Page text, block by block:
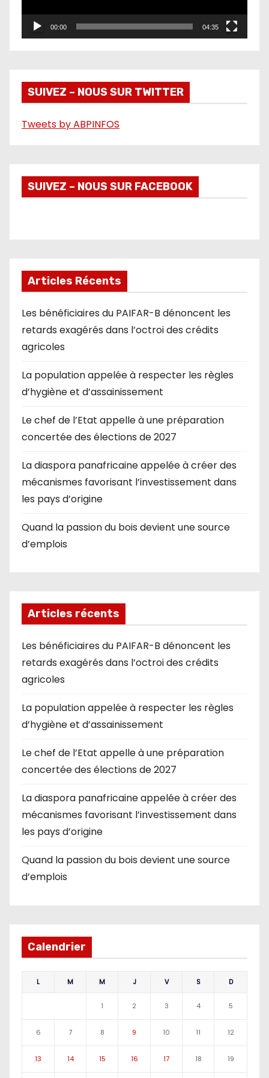
v
o
00:00 04:35
SUIVEZ – NOUS SUR TWITTER
Tweets by ABPINFOS
SUIVEZ – NOUS SUR FACEBOOK
Articles Récents
Les bénéficiaires du PAIFAR-B dénoncent les
retards exagérés dans l’octroi des crédits
agricoles
La population appelée à respecter les règles
d’hygiène et d’assainissement
Le chef de l’Etat appelle à une préparation
concertée des élections de 2027
La diaspora panafricaine appelée à créer des
mécanismes favorisant l’investissement dans
les pays d’origine
Quand la passion du bois devient une source
d’emplois
Articles récents
Les bénéficiaires du PAIFAR-B dénoncent les
retards exagérés dans l’octroi des crédits
agricoles
La population appelée à respecter les règles
d’hygiène et d’assainissement
Le chef de l’Etat appelle à une préparation
concertée des élections de 2027
La diaspora panafricaine appelée à créer des
mécanismes favorisant l’investissement dans
les pays d’origine
Quand la passion du bois devient une source
d’emplois
Calendrier
L M M J V S D
1 2 3 4 5
6 7 8 9 10 11 12
13 14 15 16 17 18 19